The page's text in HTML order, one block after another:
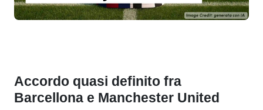
Accordo quasi definito fra
Barcellona e Manchester United